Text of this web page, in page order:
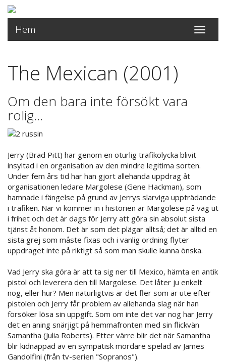
Toggle
Hem
The Mexican (2001)
Om den bara inte försökt vara
rolig...
Jerry (Brad Pitt) har genom en oturlig trafikolycka blivit
insyltad i en organisation av den mindre legitima sorten.
Under fem års tid har han gjort allehanda uppdrag åt
organisationen ledare Margolese (Gene Hackman), som
hamnade i fängelse på grund av Jerrys slarviga uppträdande
i trafiken. När vi kommer in i historien är Margolese på väg ut
i frihet och det är dags för Jerry att göra sin absolut sista
tjänst åt honom. Det är som det plägar alltså; det är alltid en
sista grej som måste fixas och i vanlig ordning flyter
uppdraget inte på riktigt så som man skulle kunna önska.
Vad Jerry ska göra är att ta sig ner till Mexico, hämta en antik
pistol och leverera den till Margolese. Det låter ju enkelt
nog, eller hur? Men naturligtvis är det fler som är ute efter
pistolen och Jerry får problem av allehanda slag när han
försöker lösa sin uppgift. Som om inte det var nog har Jerry
det en aning snärjigt på hemmafronten med sin flickvän
Samantha (Julia Roberts). Etter värre blir det när Samantha
blir kidnappad av en sympatisk mördare spelad av James
Gandolfini (från tv-serien "Sopranos").